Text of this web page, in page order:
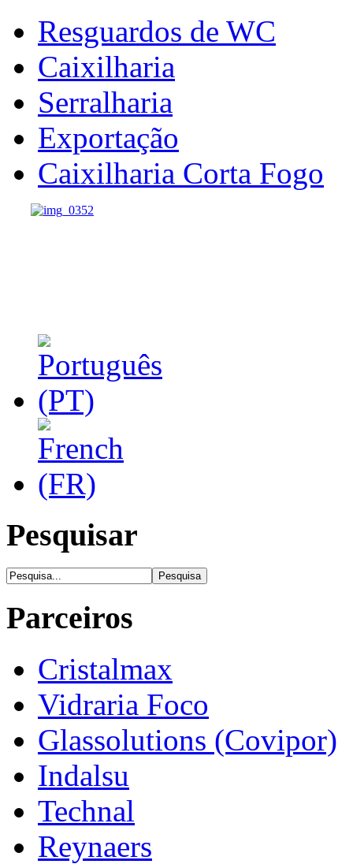
Resguardos de WC
Caixilharia
Serralharia
Exportação
Caixilharia Corta Fogo
Pesquisar
Parceiros
Cristalmax
Vidraria Foco
Glassolutions (Covipor)
Indalsu
Technal
Reynaers